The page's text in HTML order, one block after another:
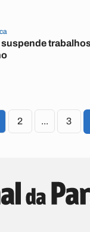
suspende
2 ... 3